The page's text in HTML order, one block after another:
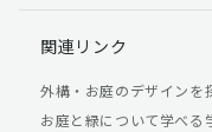
関連リンク
外構・お庭のデザインを
お庭と緑について学べる